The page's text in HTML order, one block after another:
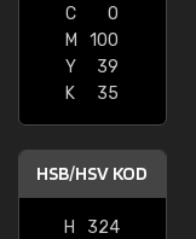
C
0
M
100
Y
39
K
35
HSB/HSV KOD
H
324